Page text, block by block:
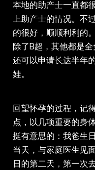
本地的助产士一直都
上助产士的情况。不
的很好，顺顺利利的
除了B超，其他都是
还可以申请长达半年
娃。
回望怀孕的过程，记
点，以几项重要的身
挺有意思的：我爸生
当天，与家庭医生见
日的第二天，第一次